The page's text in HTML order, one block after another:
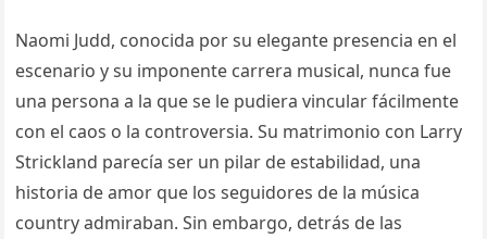
Naomi Judd, conocida por su elegante presencia en el
escenario y su imponente carrera musical, nunca fue
una persona a la que se le pudiera vincular fácilmente
con el caos o la controversia. Su matrimonio con Larry
Strickland parecía ser un pilar de estabilidad, una
historia de amor que los seguidores de la música
country admiraban. Sin embargo, detrás de las